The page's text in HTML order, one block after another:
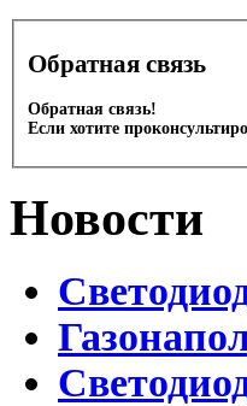
Обратная связь
Обратная связь!
Если хотите
Новости